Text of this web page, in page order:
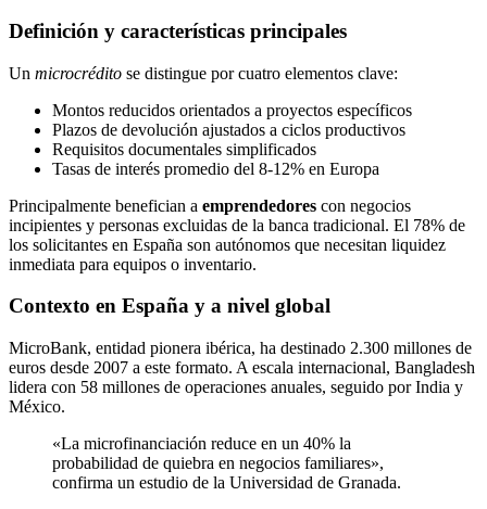
Definición y características principales
Un microcrédito se distingue por cuatro elementos clave:
Montos reducidos orientados a proyectos específicos
Plazos de devolución ajustados a ciclos productivos
Requisitos documentales simplificados
Tasas de interés promedio del 8-12% en Europa
Principalmente benefician a emprendedores con negocios
incipientes y personas excluidas de la banca tradicional. El 78% de
los solicitantes en España son autónomos que necesitan liquidez
inmediata para equipos o inventario.
Contexto en España y a nivel global
MicroBank, entidad pionera ibérica, ha destinado 2.300 millones de
euros desde 2007 a este formato. A escala internacional, Bangladesh
lidera con 58 millones de operaciones anuales, seguido por India y
México.
«La microfinanciación reduce en un 40% la
probabilidad de quiebra en negocios familiares»,
confirma un estudio de la Universidad de Granada.